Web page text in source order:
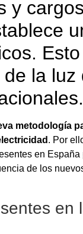
y cargos
Esto
la luz
metodología
. Por
en España
de los
en